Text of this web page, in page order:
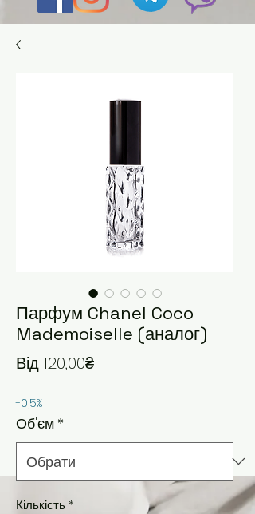
Парфум Chanel Coco
Mademoiselle (аналог)
Від 120,00₴За розпродажем
-0,5%
Об'єм *
Кількість*